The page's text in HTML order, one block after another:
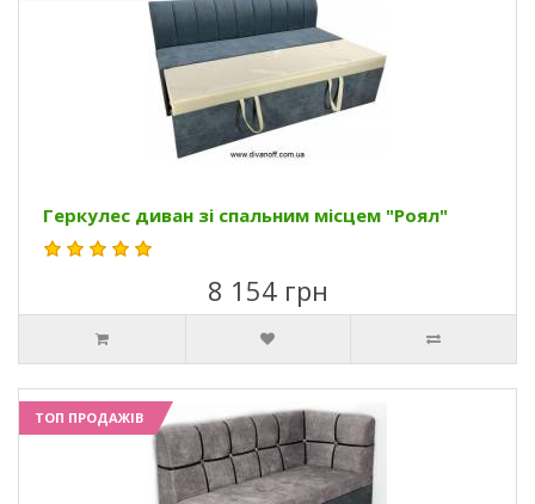
Геркулес диван зі спальним місцем "Роял"
8 154 грн
ТОП ПРОДАЖІВ